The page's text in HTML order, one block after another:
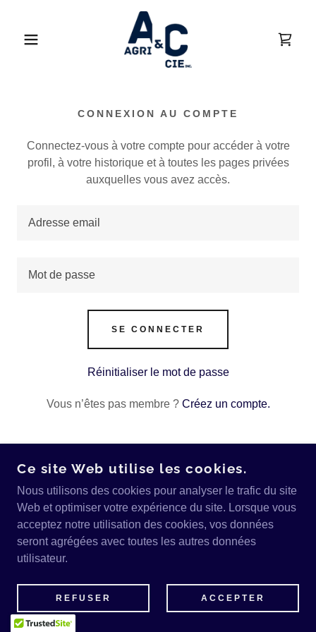
CONNEXION AU COMPTE
Connectez-vous à votre compte pour accéder à votre
profil, à votre historique et à toutes les pages privées
auxquelles vous avez accès.
SE CONNECTER
Réinitialiser le mot de passe
Vous n’êtes pas membre ? Créez un compte.
COPYRIGHT © 2026 AGRI & CIE INC - TOUS
DROITS RÉSERVÉS.
OPTIMISÉ PAR
Ce site Web utilise les cookies.
Nous utilisons des cookies pour analyser le trafic du site
Web et optimiser votre expérience du site. Lorsque vous
acceptez notre utilisation des cookies, vos données
seront agrégées avec toutes les autres données
utilisateur.
REFUSER ACCEPTER